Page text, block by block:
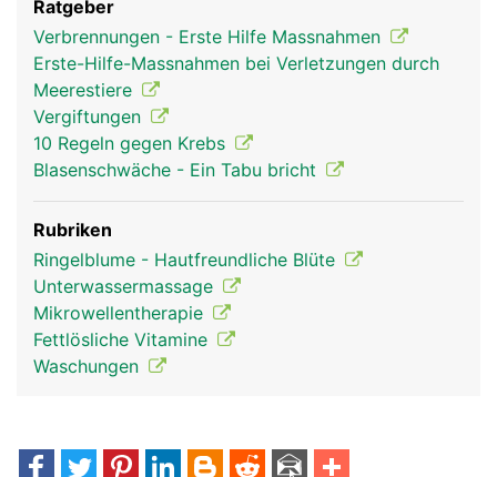
Haut Frau Haut Mann
Ratgeber
Verbrennungen - Erste Hilfe Massnahmen
Erste-Hilfe-Massnahmen bei Verletzungen durch
Meerestiere
Vergiftungen
10 Regeln gegen Krebs
Blasenschwäche - Ein Tabu bricht
Rubriken
Ringelblume - Hautfreundliche Blüte
Unterwassermassage
Mikrowellentherapie
Fettlösliche Vitamine
Waschungen